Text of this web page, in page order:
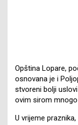
Opština Lopare,
osnovana je i
stvoreni bolji
ovim sirom
U vrijeme